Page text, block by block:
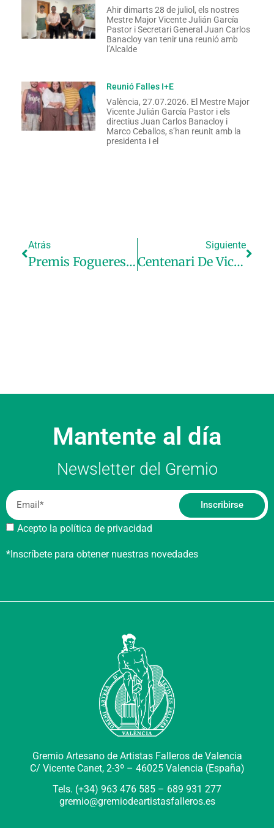
Ahir dimarts 28 de juliol, els nostres
Mestre Major Vicente Julián García
Pastor i Secretari General Juan Carlos
Banacloy van tenir una reunió amb
l’Alcalde
Reunió Falles I+E
València, 27.07.2026. El Mestre Major
Vicente Julián García Pastor i els
directius Juan Carlos Banacloy i
Marco Ceballos, s’han reunit amb la
presidenta i el
Atrás
Premis Fogueres De Sant Vicent Del Raspeig (2)
Siguiente
Centenari De Vicent Luna
Mantente al día
Newsletter del Gremio
Acepto la política de privacidad
Inscribirse
*Inscríbete para obtener nuestras novedades
Gremio Artesano de Artistas Falleros de Valencia
C/ Vicente Canet, 2-3º – 46025 Valencia (España)
Tels. (+34) 963 476 585 – 689 931 277
gremio@gremiodeartistasfalleros.es